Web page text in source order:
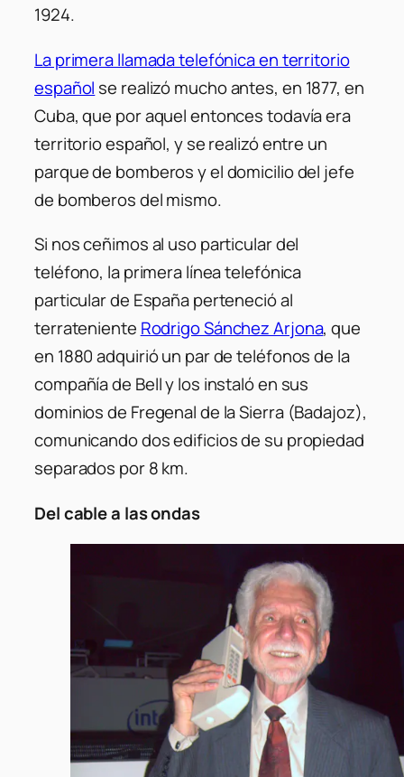
1924.
La primera llamada telefónica en territorio
español se realizó mucho antes, en 1877, en
Cuba, que por aquel entonces todavía era
territorio español, y se realizó entre un
parque de bomberos y el domicilio del jefe
de bomberos del mismo.
Si nos ceñimos al uso particular del
teléfono, la primera línea telefónica
particular de España perteneció al
terrateniente Rodrigo Sánchez Arjona, que
en 1880 adquirió un par de teléfonos de la
compañía de Bell y los instaló en sus
dominios de Fregenal de la Sierra (Badajoz),
comunicando dos edificios de su propiedad
separados por 8 km.
Del cable a las ondas